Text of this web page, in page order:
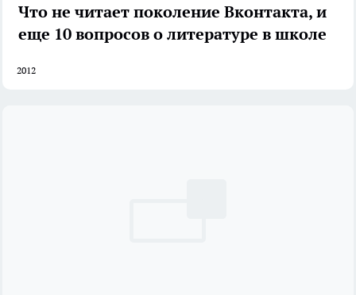
Что не читает поколение Вконтакта, и
еще 10 вопросов о литературе в школе
2012